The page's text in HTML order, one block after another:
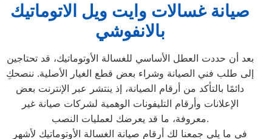
صيانة غسالات وايت ويل الاتوماتيك
بالانفوشي
بعد أن حددت العطل الأساسي للغسالة الأوتوماتيك، قد تحتاجين
إلى طلب فني الصيانة وشراء بعض قطع الغيار الأصلية. ننصحكِ
دائمًا بالتأكد من أرقام الصيانة، إذ ينتشر عبر الإنترنت بعض
الإعلانات وأرقام التليفونات الوهمية لشركات صيانة غير
معروفة، ما قد يعرضك لعمليات النصب.
في ما يلي جمعنا لك أرقام صيانة الغسالة الأوتوماتيك لأشهر